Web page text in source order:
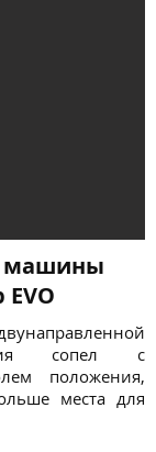
машины
сопел с
положения,
места для